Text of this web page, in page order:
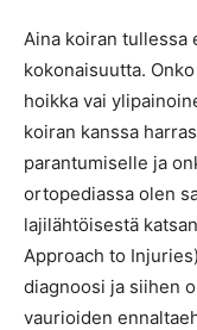
Aina koiran tullessa
kokonaisuutta.
hoikka vai
koiran kanssa
parantumiselle ja
ortopediassa olen
lajilähtöisestä
Approach to
diagnoosi ja siihen
vaurioiden